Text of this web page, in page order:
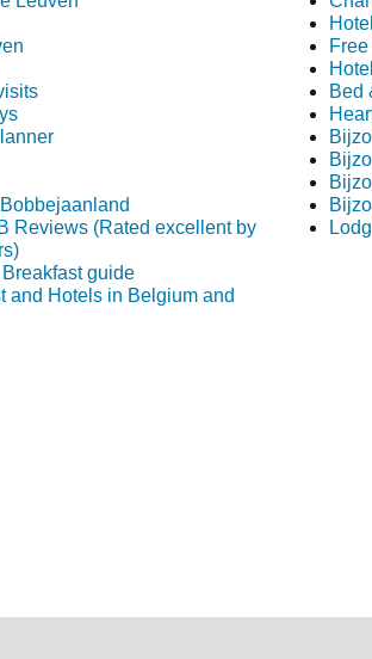
Reviews (Rated excellent by
guide
and Hotels in Belgium and
Bed